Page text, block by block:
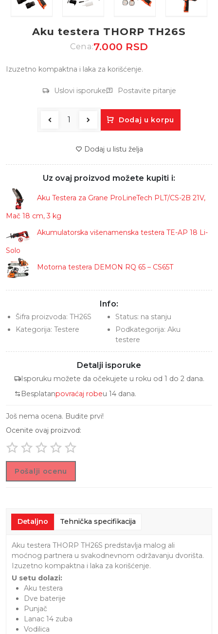
Aku testera THORP TH26S
Cena:7.000 RSD
Izuzetno kompaktna i laka za korišćenje.
Uslovi isporuke Postavite pitanje
Dodaj u korpu
Dodaj u listu želja
Uz ovaj proizvod možete kupiti i:
Aku Testera za Grane ProLineTech PLT/CS-2B 21V,
Mač 18 cm, 3 kg
Akumulatorska višenamenska testera TE-AP 18 Li-
Solo
Motorna testera DEMON RQ 65 – CS65T
Info:
Šifra proizvoda: TH26S Status: na stanju
Kategorija: Testere Podkategorija: Aku
testere
Detalji isporuke
Isporuku možete da očekujete u roku od 1 do 2 dana.
Besplatanpovraćaj robeu 14 dana.
Još nema ocena. Budite prvi!
Ocenite ovaj proizvod:
Pošalji ocenu
Detaljno Tehnička specifikacija
Aku testera THORP TH26S predstavlja malog ali
moćnog partnera u svakodnevnom održavanju dvorišta.
Izuzetno kompaktna i laka za korišćenje.
U setu dolazi:
Aku testera
Dve baterije
Punjač
Lanac 14 zuba
Vodilica